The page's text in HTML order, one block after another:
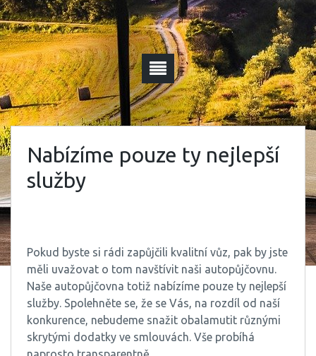
Nabízíme pouze ty nejlepší
služby
Pokud byste si rádi zapůjčili kvalitní vůz, pak by jste
měli uvažovat o tom navštívit naši autopůjčovnu.
Naše autopůjčovna totiž nabízíme pouze ty nejlepší
služby. Spolehněte se, že se Vás, na rozdíl od naší
konkurence, nebudeme snažit obalamutit různými
skrytými dodatky ve smlouvách. Vše probíhá